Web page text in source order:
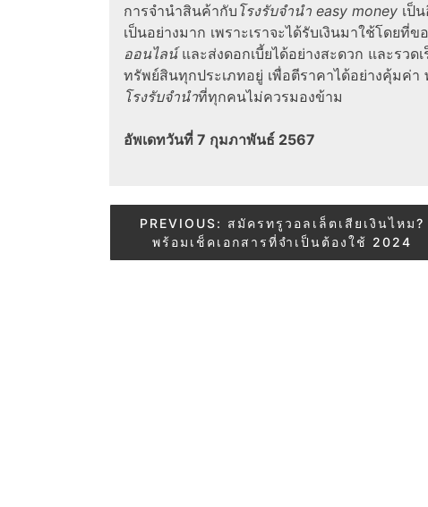
การจำนำสินค้ากับ โรงรับจํานํา easy money เป็
เป็นอย่างมาก เพราะเราจะได้รับเงินมาใช้โดยที่
ออนไลน์และส่งดอกเบี้ยได้อย่างสะดวก และรวด
ทรัพย์สินทุกประเภทอยู่ เพื่อตีราคาได้อย่างคุ้มค่า
โรงรับจำนำที่ทุกคนไม่ควรมองข้าม
อัพเดทวันที่ 7 กุมภาพันธ์ 2567
Post
navigation
PREVIOUS: สมัครทรูวอลเล็ตเสียเงินไหม?
พร้อมเช็คเอกสารที่จำเป็นต้องใช้ 2024